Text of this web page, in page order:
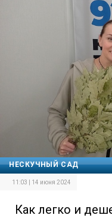
НЕСКУЧНЫЙ САД
11:03 | 14 июня 2024
Как легко и